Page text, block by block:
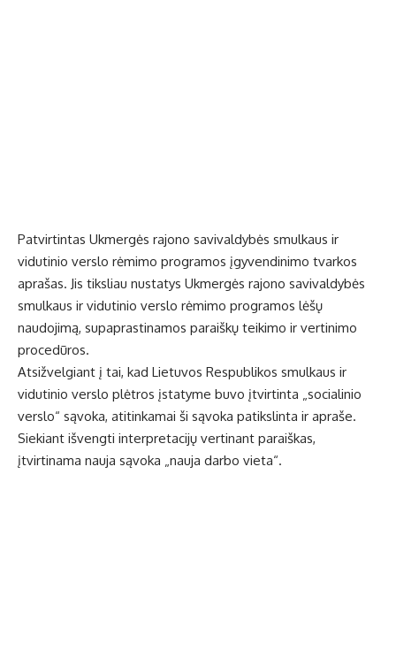
Patvirtintas Ukmergės rajono savivaldybės smulkaus ir
vidutinio verslo rėmimo programos įgyvendinimo tvarkos
aprašas. Jis tiksliau nustatys Ukmergės rajono savivaldybės
smulkaus ir vidutinio verslo rėmimo programos lėšų
naudojimą, supaprastinamos paraiškų teikimo ir vertinimo
procedūros.
Atsižvelgiant į tai, kad Lietuvos Respublikos smulkaus ir
vidutinio verslo plėtros įstatyme buvo įtvirtinta „socialinio
verslo“ sąvoka, atitinkamai ši sąvoka patikslinta ir apraše.
Siekiant išvengti interpretacijų vertinant paraiškas,
įtvirtinama nauja sąvoka „nauja darbo vieta“.